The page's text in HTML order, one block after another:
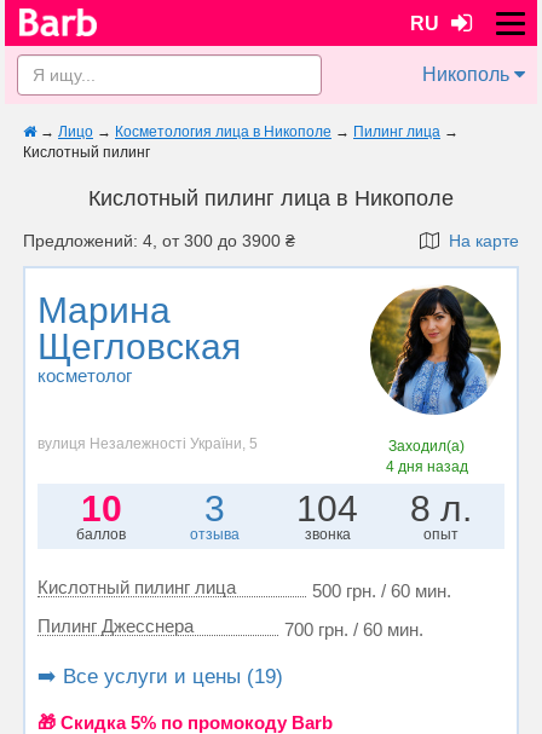
RU
Никополь
→ Лицо → Косметология лица в Никополе → Пилинг лица →
Кислотный пилинг
Кислотный пилинг лица в Никополе
Предложений: 4, от 300 до 3900 ₴ На карте
Марина
Щегловская
косметолог
вулиця Незалежності України, 5
Заходил(а)
4 дня назад
10
баллов
3
отзыва
104
звонка
8 л.
опыт
Кислотный пилинг лица
500 грн. / 60 мин.
Пилинг Джесснера
700 грн. / 60 мин.
➡️ Все услуги и цены (19)
🎁 Cкидка 5% по промокоду Barb